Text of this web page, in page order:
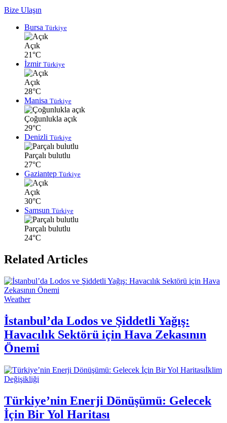
Bize Ulaşın
Bursa Türkiye
Açık
21°C
İzmir Türkiye
Açık
28°C
Manisa Türkiye
Çoğunlukla açık
29°C
Denizli Türkiye
Parçalı bulutlu
27°C
Gaziantep Türkiye
Açık
30°C
Samsun Türkiye
Parçalı bulutlu
24°C
Related Articles
Weather
İstanbul’da Lodos ve Şiddetli Yağış:
Havacılık Sektörü için Hava Zekasının
Önemi
İklim
Değişikliği
Türkiye’nin Enerji Dönüşümü: Gelecek
İçin Bir Yol Haritası